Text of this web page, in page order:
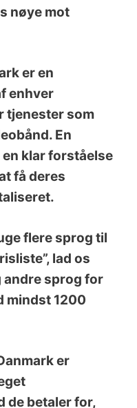
nøye mot
er en
enhver
tjenester som
En
klar forståelse
få deres
flere sprog til
lad os
sprog for
mindst 1200
er
de betaler for,